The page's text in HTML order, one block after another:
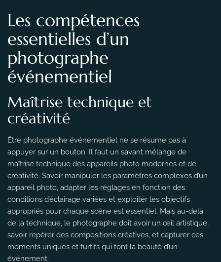
Les compétences
essentielles d’un
photographe
événementiel
Maîtrise technique et
créativité
Être photographe événementiel ne se résume pas à
appuyer sur un bouton. Il faut un savant mélange de
maîtrise technique des appareils photo modernes et de
créativité. Savoir manipuler les paramètres complexes d’un
appareil photo, adapter les réglages en fonction des
conditions d’éclairage variées et exploiter les objectifs
appropriés pour chaque scène est essentiel. Mais au-delà
de la technique, le photographe doit avoir un œil artistique,
savoir repérer des compositions créatives, et capturer ces
moments uniques et furtifs qui font la beauté d’un
événement.